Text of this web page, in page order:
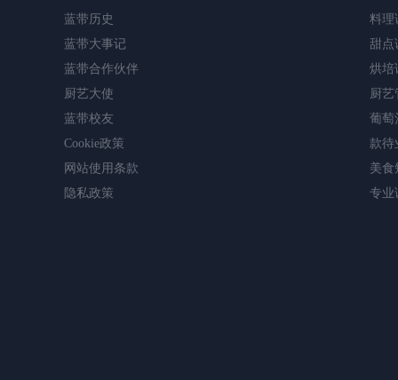
蓝带历史
蓝带大事记
蓝带合作伙伴
厨艺大使
蓝带校友
Cookie政策
网站使用条款
隐私政策
料理
甜点
烘培
厨艺
葡萄
款待
美食
专业